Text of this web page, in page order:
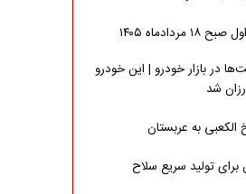
۱۴۰۵
در بازار خودرو | این خودرو
به عربستان
تولید سریع سلاح